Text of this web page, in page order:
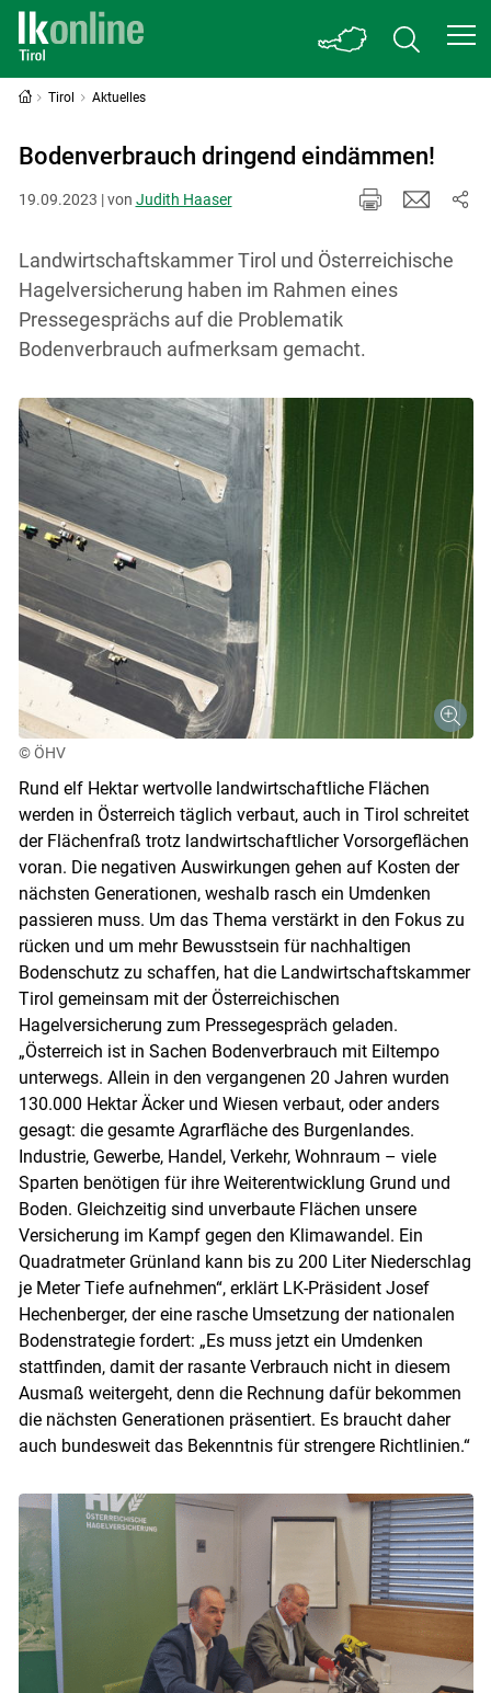
Skip to main content
Tirol Aktuelles
Bodenverbrauch dringend eindämmen!
19.09.2023 | von Judith Haaser
Landwirtschaftskammer Tirol und Österreichische
Hagelversicherung haben im Rahmen eines
Pressegesprächs auf die Problematik
Bodenverbrauch aufmerksam gemacht.
© ÖHV
Rund elf Hektar wertvolle landwirtschaftliche Flächen
werden in Österreich täglich verbaut, auch in Tirol schreitet
der Flächenfraß trotz landwirtschaftlicher Vorsorgeflächen
voran. Die negativen Auswirkungen gehen auf Kosten der
nächsten Generationen, weshalb rasch ein Umdenken
passieren muss. Um das Thema verstärkt in den Fokus zu
rücken und um mehr Bewusstsein für nachhaltigen
Bodenschutz zu schaffen, hat die Landwirtschaftskammer
Tirol gemeinsam mit der Österreichischen
Hagelversicherung zum Pressegespräch geladen.
„Österreich ist in Sachen Bodenverbrauch mit Eiltempo
unterwegs. Allein in den vergangenen 20 Jahren wurden
130.000 Hektar Äcker und Wiesen verbaut, oder anders
gesagt: die gesamte Agrarfläche des Burgenlandes.
Industrie, Gewerbe, Handel, Verkehr, Wohnraum – viele
Sparten benötigen für ihre Weiterentwicklung Grund und
Boden. Gleichzeitig sind unverbaute Flächen unsere
Versicherung im Kampf gegen den Klimawandel. Ein
Quadratmeter Grünland kann bis zu 200 Liter Niederschlag
je Meter Tiefe aufnehmen“, erklärt LK-Präsident Josef
Hechenberger, der eine rasche Umsetzung der nationalen
Bodenstrategie fordert: „Es muss jetzt ein Umdenken
stattfinden, damit der rasante Verbrauch nicht in diesem
Ausmaß weitergeht, denn die Rechnung dafür bekommen
die nächsten Generationen präsentiert. Es braucht daher
auch bundesweit das Bekenntnis für strengere Richtlinien.“